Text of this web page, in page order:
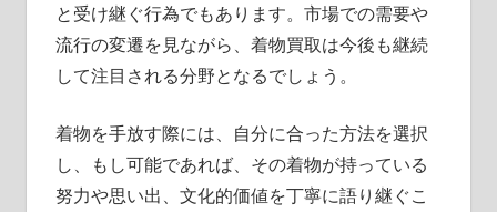
と受け継ぐ行為でもあります。市場での需要や
流行の変遷を見ながら、着物買取は今後も継続
して注目される分野となるでしょう。
着物を手放す際には、自分に合った方法を選択
し、もし可能であれば、その着物が持っている
努力や思い出、文化的価値を丁寧に語り継ぐこ